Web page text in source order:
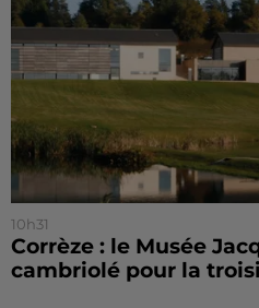
10h31
Corrèze : le Musée
cambriolé pour la